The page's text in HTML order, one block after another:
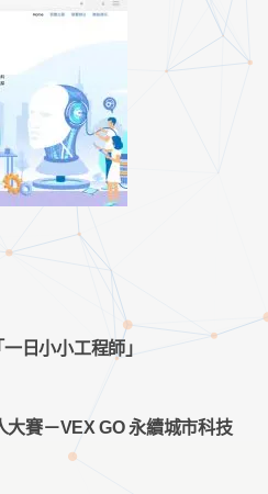
日小小工程師」
賽－VEX GO 永續城市科技